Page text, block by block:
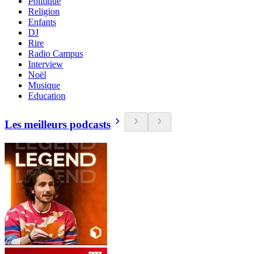
Religion
Enfants
DJ
Rire
Radio Campus
Interview
Noël
Musique
Education
Les meilleurs podcasts